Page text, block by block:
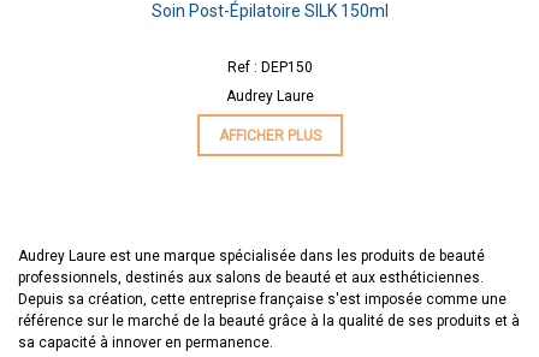
Soin Post-Épilatoire SILK 150ml
Ref : DEP150
Audrey Laure
AFFICHER PLUS
Audrey Laure est une marque spécialisée dans les produits de beauté
professionnels, destinés aux salons de beauté et aux esthéticiennes.
Depuis sa création, cette entreprise française s'est imposée comme une
référence sur le marché de la beauté grâce à la qualité de ses produits et à
sa capacité à innover en permanence.